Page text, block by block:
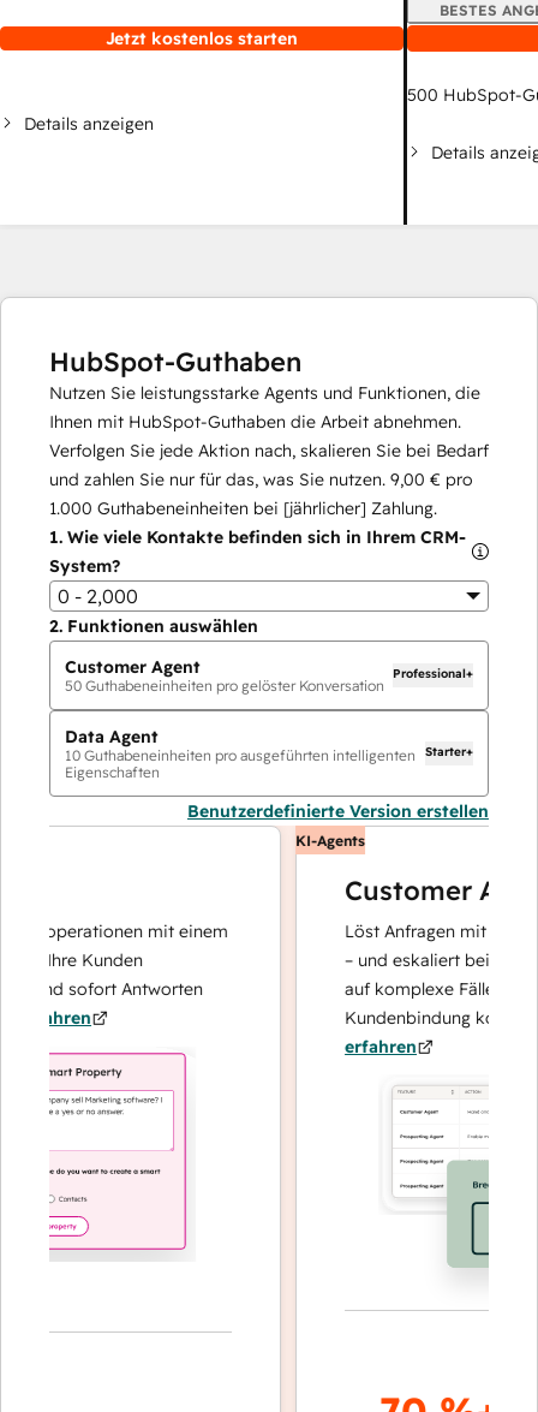
Jetzt kostenlos starten
Details anzeigen
BESTES
500 HubSpot-
Details
HubSpot-Guthaben
Nutzen Sie leistungsstarke Agents und Funktionen, die
Ihnen mit HubSpot-Guthaben die Arbeit abnehmen.
Verfolgen Sie jede Aktion nach, skalieren Sie bei Bedarf
und zahlen Sie nur für das, was Sie nutzen. 9,00 € pro
1.000 Guthabeneinheiten bei [jährlicher] Zahlung.
1. Wie viele Kontakte befinden sich in Ihrem CRM-
System?
0 - 2,000
2. Funktionen auswählen
Customer Agent
50 Guthabeneinheiten pro gelöster Konversation
Professional+
Data Agent
10 Guthabeneinheiten pro ausgeführten intelligenten
Eigenschaften
Starter+
Benutzerdefinierte Version erstellen
mit einem
Ihre Kunden
und sofort Antworten
KI-Agents
Customer Agent
Löst Anfragen mit
– und eskaliert bei Bedarf,
auf komplexe Fälle und
Kundenbindung
erfahren